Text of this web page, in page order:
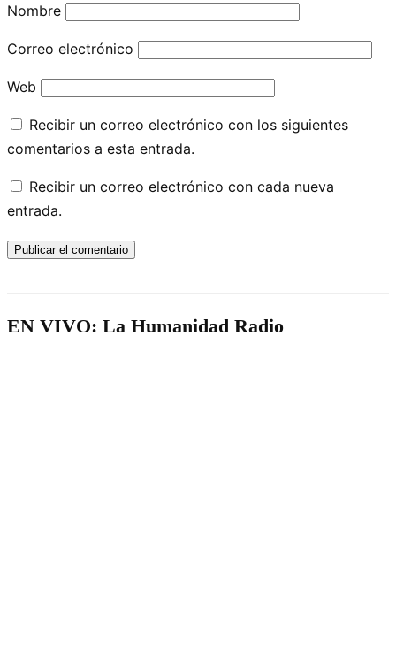
Nombre
Correo electrónico
Web
Recibir un correo electrónico con los siguientes
comentarios a esta entrada.
Recibir un correo electrónico con cada nueva
entrada.
EN VIVO: La Humanidad Radio